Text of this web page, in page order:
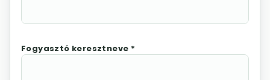
Fogyasztó keresztneve *